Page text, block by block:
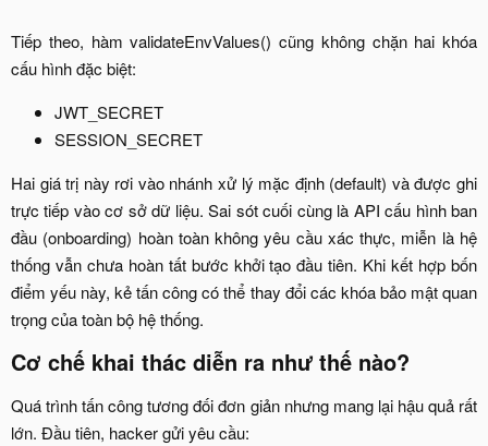
Tiếp theo, hàm validateEnvValues() cũng không chặn hai khóa
cấu hình đặc biệt:​
JWT_SECRET​
SESSION_SECRET​
Hai giá trị này rơi vào nhánh xử lý mặc định (default) và được ghi
trực tiếp vào cơ sở dữ liệu. Sai sót cuối cùng là API cấu hình ban
đầu (onboarding) hoàn toàn không yêu cầu xác thực, miễn là hệ
thống vẫn chưa hoàn tất bước khởi tạo đầu tiên. Khi kết hợp bốn
điểm yếu này, kẻ tấn công có thể thay đổi các khóa bảo mật quan
trọng của toàn bộ hệ thống.​
Cơ chế khai thác diễn ra như thế nào?​
Quá trình tấn công tương đối đơn giản nhưng mang lại hậu quả rất
lớn. Đầu tiên, hacker gửi yêu cầu:​